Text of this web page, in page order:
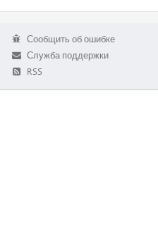
Сообщить об ошибке
Служба поддержки
RSS